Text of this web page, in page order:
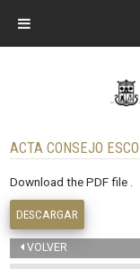
ACTA CONSEJO
Download the PDF file .
DESCARGAR
VOLVER